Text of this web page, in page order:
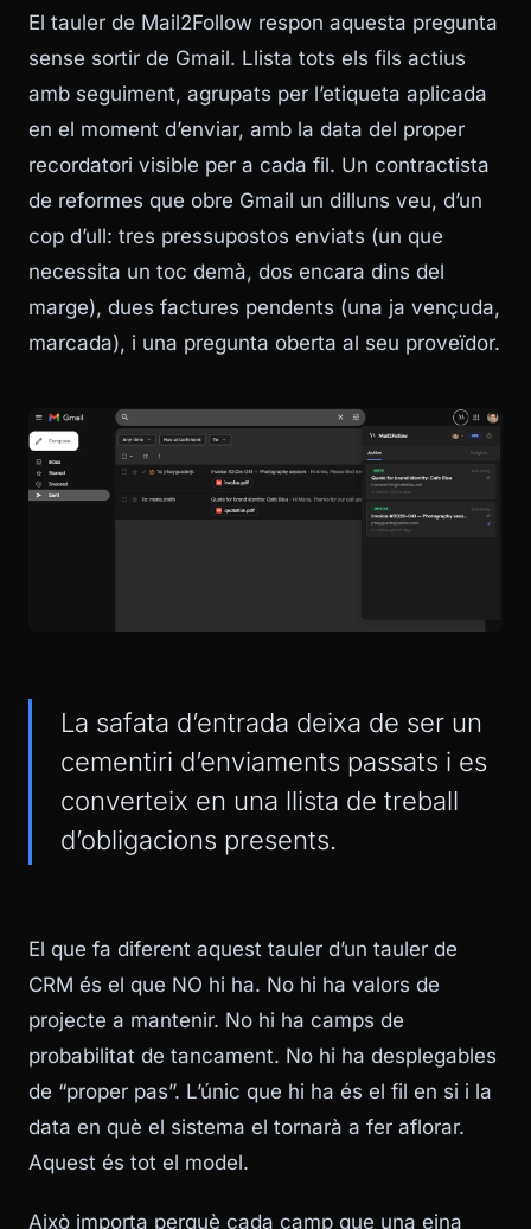
El tauler de Mail2Follow respon aquesta pregunta
sense sortir de Gmail. Llista tots els fils actius
amb seguiment, agrupats per l’etiqueta aplicada
en el moment d’enviar, amb la data del proper
recordatori visible per a cada fil. Un contractista
de reformes que obre Gmail un dilluns veu, d’un
cop d’ull: tres pressupostos enviats (un que
necessita un toc demà, dos encara dins del
marge), dues factures pendents (una ja vençuda,
marcada), i una pregunta oberta al seu proveïdor.
La safata d’entrada deixa de ser un
cementiri d’enviaments passats i es
converteix en una llista de treball
d’obligacions presents.
El que fa diferent aquest tauler d’un tauler de
CRM és el que NO hi ha. No hi ha valors de
projecte a mantenir. No hi ha camps de
probabilitat de tancament. No hi ha desplegables
de “proper pas”. L’únic que hi ha és el fil en si i la
data en què el sistema el tornarà a fer aflorar.
Aquest és tot el model.
Això importa perquè cada camp que una eina